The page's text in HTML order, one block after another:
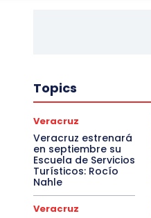
Topics
Veracruz
Veracruz estrenará
en septiembre su
Escuela de Servicios
Turísticos: Rocío
Nahle
Veracruz